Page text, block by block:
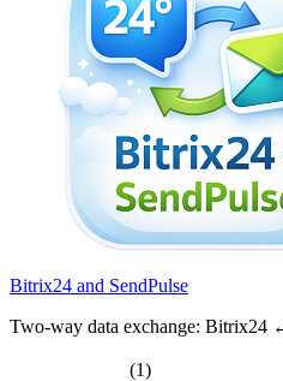
Bitrix24 and SendPulse
Two-way data exchange: Bitrix24
(1)